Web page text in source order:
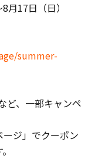
月17日（日）
summer-
ど、一部キャンペ
ジ」でクーポン